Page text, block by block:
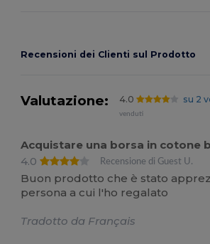
Recensioni dei Clienti sul Prodotto
Valutazione: 4.0 su 2
venduti
Acquistare una borsa in cotone
4.0
Recensione di Guest U.
Buon prodotto che è stato
persona a cui l'ho regalato
Tradotto da Français